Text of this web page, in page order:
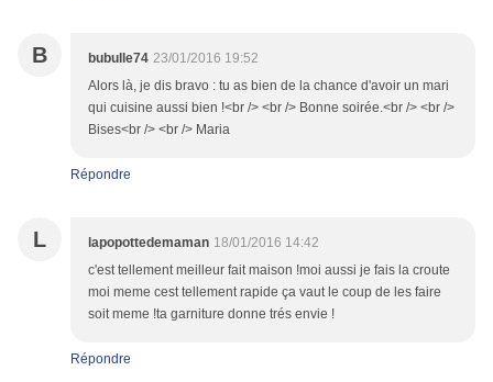
B bubulle74 23/01/2016 19:52
Alors là, je dis bravo : tu as bien de la chance d'avoir un mari
qui cuisine aussi bien !<br /> <br /> Bonne soirée.<br /> <br />
Bises<br /> <br /> Maria
Répondre
L lapopottedemaman 18/01/2016 14:42
c'est tellement meilleur fait maison !moi aussi je fais la croute
moi meme cest tellement rapide ça vaut le coup de les faire
soit meme !ta garniture donne trés envie !
Répondre